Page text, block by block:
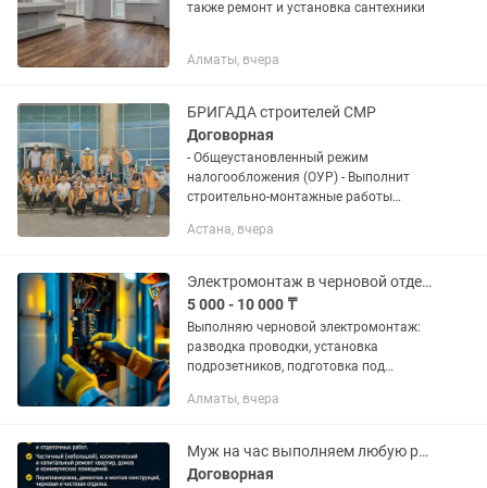
также ремонт и установка сантехники
Алматы, вчера
БРИГАДА строителей СМР
Договорная
- Общеустановленный режим
налогообложения (ОУР) - Выполнит
строительно-монтажные работы
отделка, укладка плитки, брусчатка в
Строительство...
Астана, вчера
Электромонтаж в черновой отделке
5 000 - 10 000 ₸
Выполняю черновой электромонтаж:
разводка проводки, установка
подрозетников, подготовка под
Алматы, вчера
Муж на час выполняем любую работу.
Договорная